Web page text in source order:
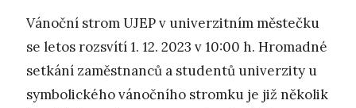
Vánoční strom UJEP v univerzitním městečku
se letos rozsvítí 1. 12. 2023 v 10:00 h. Hromadné
setkání zaměstnanců a studentů univerzity u
symbolického vánočního stromku je již několik